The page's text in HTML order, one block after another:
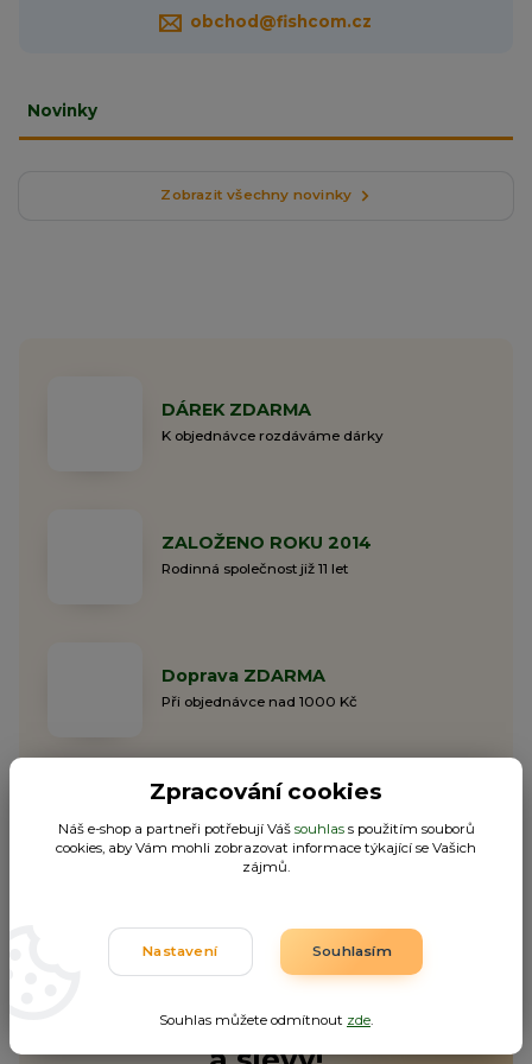
obchod@fishcom.cz
Novinky
Zobrazit všechny novinky
DÁREK ZDARMA
K objednávce rozdáváme dárky
ZALOŽENO ROKU 2014
Rodinná společnost již 11 let
Doprava ZDARMA
Při objednávce nad 1000 Kč
ODESLÁNÍ DO 48H
Garantujeme odeslání do 48h
Nepropásněte novinky, akce
Zpracování cookies
Náš e-shop a partneři potřebují Váš souhlass použitím souborů
cookies, aby Vám mohli zobrazovat informace týkající se Vašich
zájmů.
Nastavení Souhlasím
Souhlas můžete odmítnout zde.